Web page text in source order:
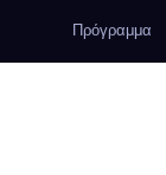
Πρόγραμμα